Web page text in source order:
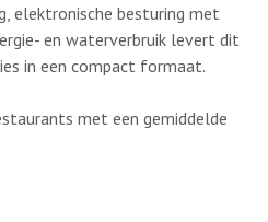
elektronische besturing met
en waterverbruik levert dit
in een compact formaat.
met een gemiddelde